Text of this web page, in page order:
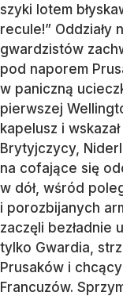
szyki lotem
recule!”
gwardzistów
pod naporem
w paniczną
pierwszej
kapelusz i
Brytyjczycy,
na cofające się
w dół, wśród
i porozbijanych
zaczęli bezładnie
tylko Gwardia,
Prusaków i
Francuzów.